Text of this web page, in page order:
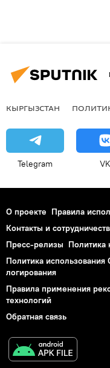
КЫРГЫЗСТАН
Telegram VK
О проекте Правила
Контакты и
Пресс-релизы Политика
Политика использования
логирования
Правила применения
технологий
Обратная связь